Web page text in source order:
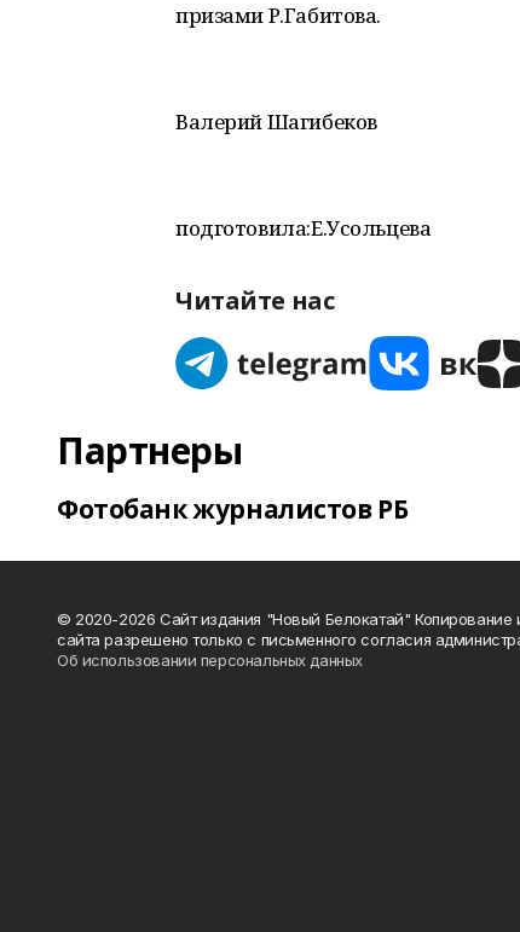
призами Р.Габитова.
Валерий Шагибеков
подготовила:Е.Усольцева
Читайте нас
Партнеры
Фотобанк журналистов РБ
© 2020-2026 Сайт издания "Новый Белокатай" Копирование
сайта разрешено только с письменного согласия
Об использовании персональных данных